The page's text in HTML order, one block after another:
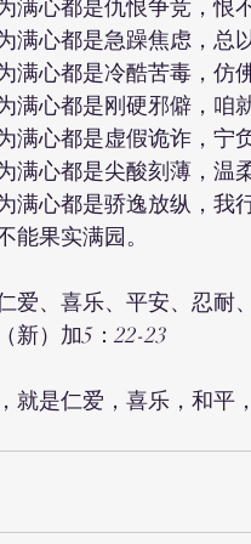
都是仇恨争竞，恨不
都是急躁焦虑，总以
都是冷酷苦毒，仿佛
都是刚硬邪僻，咱就
都是虚假诡诈，宁负
都是尖酸刻薄，温柔
都是骄逸放纵，我行
果实满园。
喜乐、平安、忍耐、
新）加5：22-23
仁爱，喜乐，和平，